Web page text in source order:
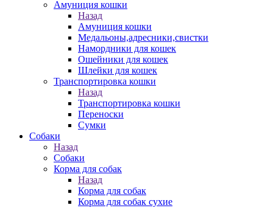
Амуниция кошки
Назад
Амуниция кошки
Медальоны,адресники,свистки
Намордники для кошек
Ошейники для кошек
Шлейки для кошек
Транспортировка кошки
Назад
Транспортировка кошки
Переноски
Сумки
Собаки
Назад
Собаки
Корма для собак
Назад
Корма для собак
Корма для собак сухие